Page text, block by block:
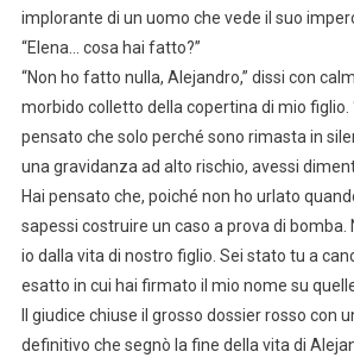
implorante di un uomo che vede il suo
“Elena… cosa hai fatto?”
“Non ho fatto nulla, Alejandro,” dissi con
morbido colletto della copertina di mio figlio.
pensato che solo perché sono rimasta in
una gravidanza ad alto rischio, avessi
Hai pensato che, poiché non ho urlato
sapessi costruire un caso a prova di bomba.
io dalla vita di nostro figlio. Sei stato tu a
esatto in cui hai firmato il mio nome su
Il giudice chiuse il grosso dossier rosso con
definitivo che segnò la fine della vita di